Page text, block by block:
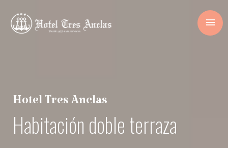
Hotel Tres Anclas
Habitación doble terraza